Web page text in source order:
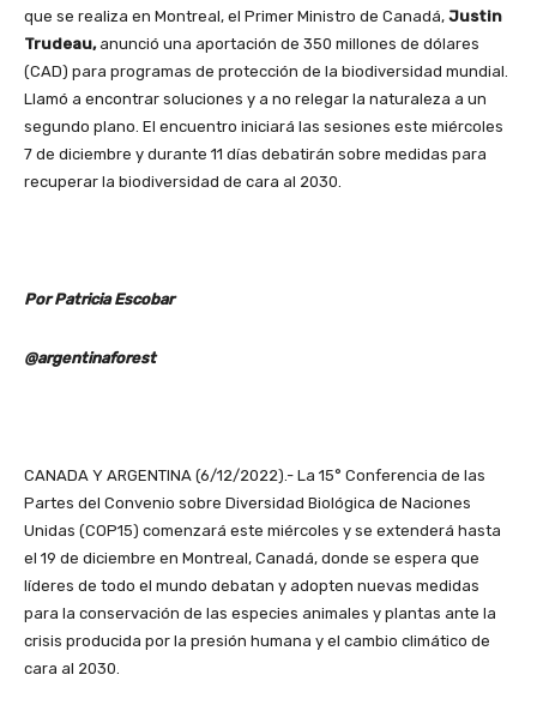
que se realiza en Montreal, el Primer Ministro de Canadá, Justin
Trudeau,anunció una aportación de 350 millones de dólares
(CAD) para programas de protección de la biodiversidad mundial.
Llamó a encontrar soluciones y a no relegar la naturaleza a un
segundo plano. El encuentro iniciará las sesiones este miércoles
7 de diciembre y durante 11 días debatirán sobre medidas para
recuperar la biodiversidad de cara al 2030.
Por Patricia Escobar
@argentinaforest
CANADA Y ARGENTINA (6/12/2022).- La 15° Conferencia de las
Partes del Convenio sobre Diversidad Biológica de Naciones
Unidas (COP15) comenzará este miércoles y se extenderá hasta
el 19 de diciembre en Montreal, Canadá, donde se espera que
líderes de todo el mundo debatan y adopten nuevas medidas
para la conservación de las especies animales y plantas ante la
crisis producida por la presión humana y el cambio climático de
cara al 2030.